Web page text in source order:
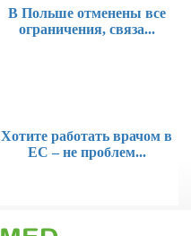
В Польше отменены все
ограничения, связа...
Хотите работать врачом в
ЕС – не проблем...